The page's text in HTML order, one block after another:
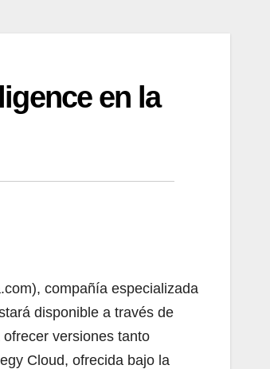
en la
compañía especializada
disponible a través de
versiones tanto
Cloud, ofrecida bajo la